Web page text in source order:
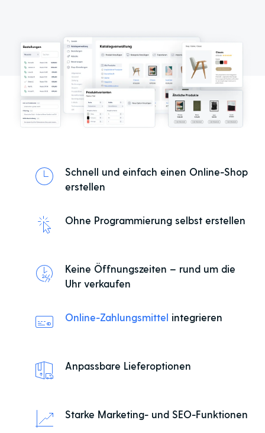
Schnell und einfach einen Online-Shop
erstellen
Ohne Programmierung selbst erstellen
Keine Öffnungszeiten – rund um die
Uhr verkaufen
Online-Zahlungsmittel integrieren
Anpassbare Lieferoptionen
Starke Marketing- und SEO-Funktionen